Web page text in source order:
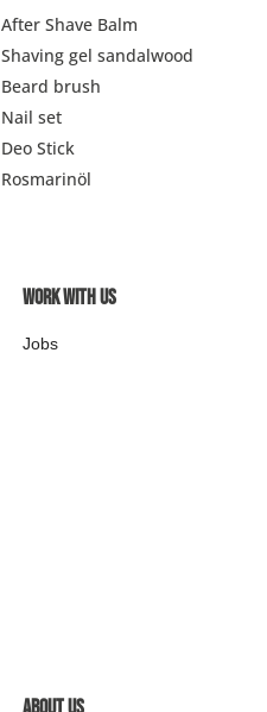
After Shave Balm
Shaving gel sandalwood
Beard brush
Nail set
Deo Stick
Rosmarinöl
Work with us
Jobs